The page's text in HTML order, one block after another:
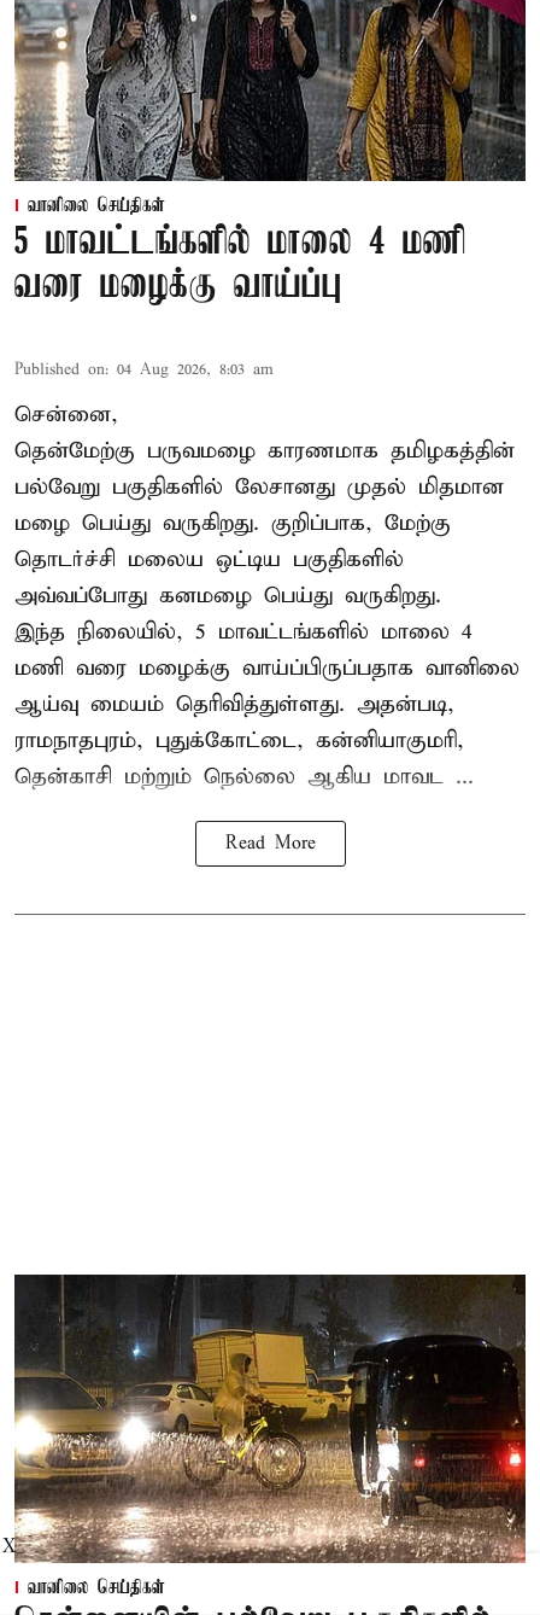
வானிலை செய்திகள்
5 மாவட்டங்களில் மாலை 4 மணி
வரை மழைக்கு வாய்ப்பு
Published on: 04 Aug 2026, 8:03 am
சென்னை,
தென்மேற்கு பருவமழை காரணமாக தமிழகத்தின்
பல்வேறு பகுதிகளில் லேசானது முதல் மிதமான
மழை பெய்து வருகிறது. குறிப்பாக, மேற்கு
தொடர்ச்சி மலைய ஒட்டிய பகுதிகளில்
அவ்வப்போது கனமழை பெய்து வருகிறது.
இந்த நிலையில், 5 மாவட்டங்களில் மாலை 4
மணி வரை மழைக்கு வாய்ப்பிருப்பதாக வானிலை
ஆய்வு மையம் தெரிவித்துள்ளது. அதன்படி,
ராமநாதபுரம், புதுக்கோட்டை, கன்னியாகுமரி,
தென்காசி மற்றும் நெல்லை ஆகிய மாவட ...
Read More
வானிலை செய்திகள்
X